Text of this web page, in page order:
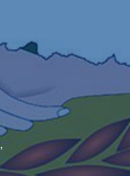
,